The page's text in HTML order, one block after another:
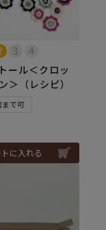
ール＜クロッ
＞（レシピ）
で可
に入れる